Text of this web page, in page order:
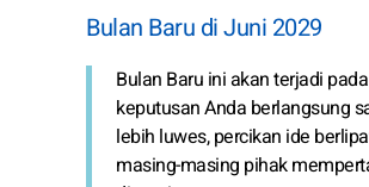
Bulan Baru di Juni 2029
Bulan Baru ini akan terjadi
keputusan Anda berlangsung
lebih luwes, percikan ide
masing-masing pihak